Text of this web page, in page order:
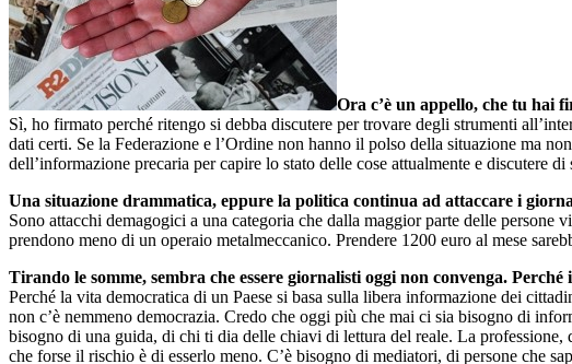
Ora c’è un appello, che tu hai
Sì, ho firmato perché ritengo si debba discutere per trovare degli strumenti
dati certi. Se la Federazione e l’Ordine non hanno il polso della situazione ma
dell’informazione precaria per capire lo stato delle cose attualmente e discutere di
Una situazione drammatica, eppure la politica continua ad attaccare i
Sono attacchi demagogici a una categoria che dalla maggior parte delle persone
prendono meno di un operaio metalmeccanico. Prendere 1200 euro al mese
Tirando le somme, sembra che essere giornalisti oggi non convenga.
Perché la vita democratica di un Paese si basa sulla libera informazione dei
non c’è nemmeno democrazia. Credo che oggi più che mai ci sia bisogno di
bisogno di una guida, di chi ti dia delle chiavi di lettura del reale. La
che forse il rischio è di esserlo meno. C’è bisogno di mediatori, di persone che